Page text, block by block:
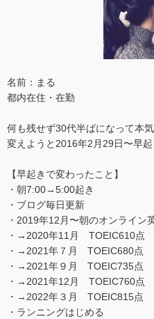
名前：まる
都内在住・在勤
何も残せず30代半ばになって本
変えようと2016年2月29日〜早起
【早起きで変わったこと】
・朝7:00→5:00起き
・ブログ毎日更新
・2019年12月〜朝のオンライン
・→2020年11月 TOEIC610点
・→2021年７月 TOEIC680点
・→2021年９月 TOEIC735点
・→2021年12月 TOEIC760点
・→2022年３月 TOEIC815点
・ランニングはじめる